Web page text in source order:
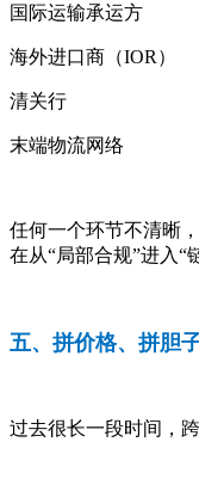
国际运输承运方
海外进口商（IOR）
清关行
末端物流网络
任何一个环节不清晰
在从“局部合规”进入“
五、拼价格、拼胆
过去很长一段时间，